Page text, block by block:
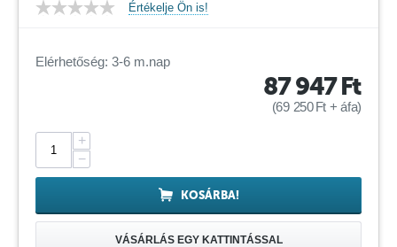
Értékelje Ön is!
Elérhetőség: 3-6 m.nap
87 947Ft
(69 250Ft + áfa)
+
−
KOSÁRBA!
VÁSÁRLÁS EGY KATTINTÁSSAL